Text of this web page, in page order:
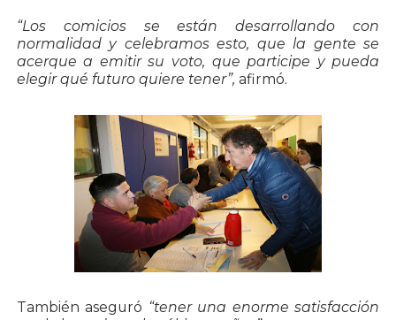
“Los comicios se están desarrollando con
normalidad y celebramos esto, que la gente se
acerque a emitir su voto, que participe y pueda
elegir qué futuro quiere tener”, afirmó.
También aseguró “tener una enorme satisfacción